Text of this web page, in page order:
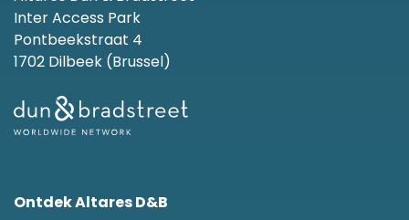
Inter Access Park
Pontbeekstraat 4
1702 Dilbeek (Brussel)
Ontdek Altares D&B